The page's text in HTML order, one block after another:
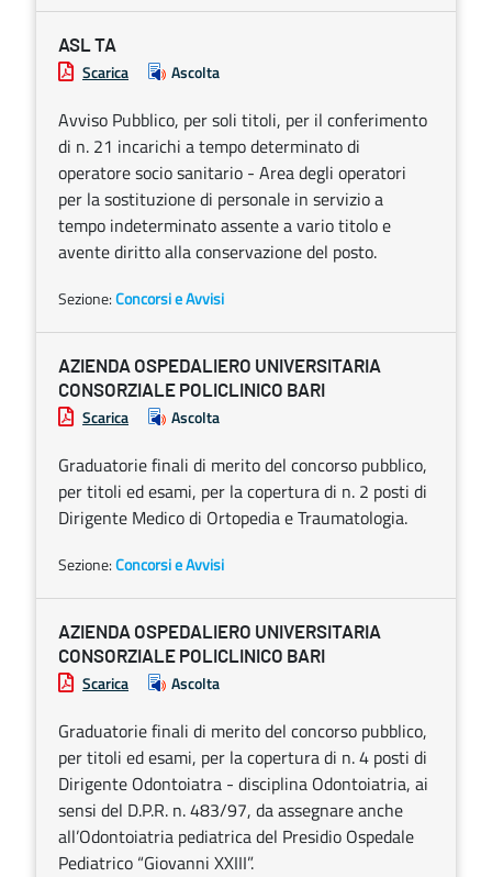
ASL TA
Scarica Ascolta
Avviso Pubblico, per soli titoli, per il conferimento
di n. 21 incarichi a tempo determinato di
operatore socio sanitario - Area degli operatori
per la sostituzione di personale in servizio a
tempo indeterminato assente a vario titolo e
avente diritto alla conservazione del posto.
Sezione:Concorsi e Avvisi
AZIENDA OSPEDALIERO UNIVERSITARIA
CONSORZIALE POLICLINICO BARI
Scarica Ascolta
Graduatorie finali di merito del concorso pubblico,
per titoli ed esami, per la copertura di n. 2 posti di
Dirigente Medico di Ortopedia e Traumatologia.
Sezione:Concorsi e Avvisi
AZIENDA OSPEDALIERO UNIVERSITARIA
CONSORZIALE POLICLINICO BARI
Scarica Ascolta
Graduatorie finali di merito del concorso pubblico,
per titoli ed esami, per la copertura di n. 4 posti di
Dirigente Odontoiatra - disciplina Odontoiatria, ai
sensi del D.P.R. n. 483/97, da assegnare anche
all’Odontoiatria pediatrica del Presidio Ospedale
Pediatrico “Giovanni XXIII”.